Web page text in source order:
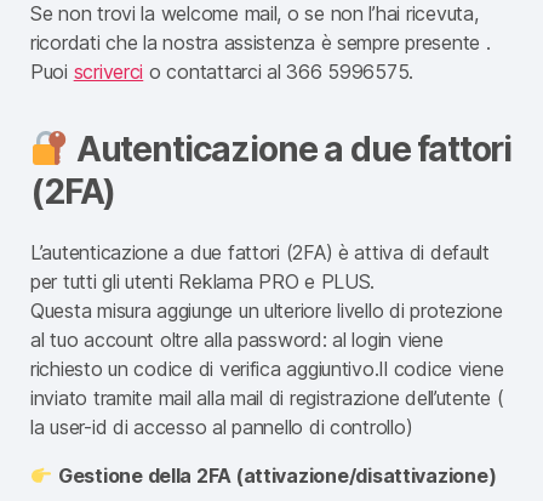
Se non trovi la welcome mail, o se non l’hai ricevuta,
ricordati che la nostra assistenza è sempre presente .
Puoi scriverci o contattarci al 366 5996575.
Autenticazione a due fattori
(2FA)
L’autenticazione a due fattori (2FA) è attiva di default
per tutti gli utenti Reklama PRO e PLUS.
Questa misura aggiunge un ulteriore livello di protezione
al tuo account oltre alla password: al login viene
richiesto un codice di verifica aggiuntivo.Il codice viene
inviato tramite mail alla mail di registrazione dell’utente (
la user-id di accesso al pannello di controllo)
Gestione della 2FA (attivazione/disattivazione)